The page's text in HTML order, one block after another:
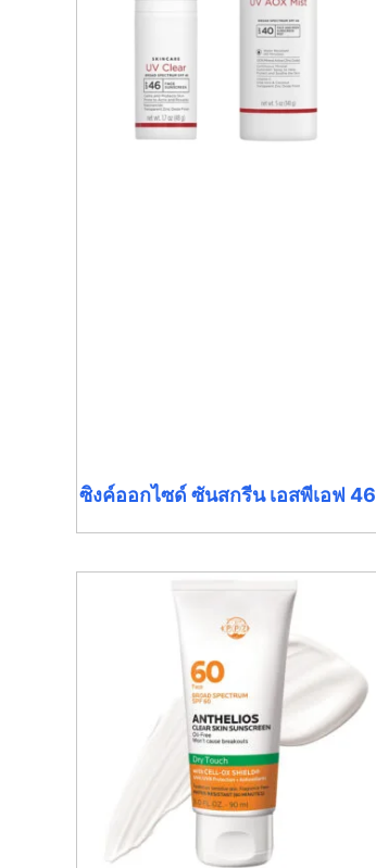
ซิงค์ออกไซด์ ซันสกรีน เอสพีเอฟ 46